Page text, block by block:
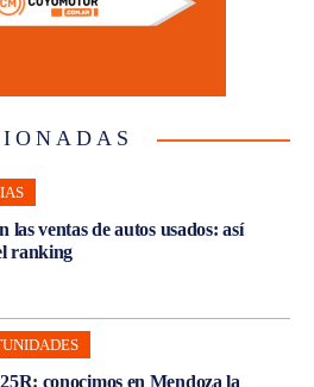
las ventas de autos usados: así
ranking
conocimos en Mendoza la